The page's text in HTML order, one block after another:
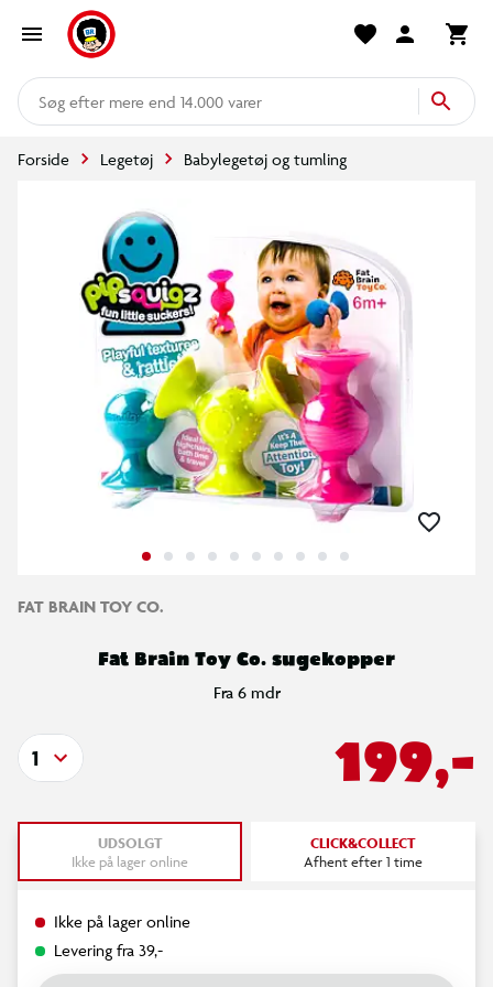
mere end 14.000 varer
Forside Legetøj Babylegetøj og tumling
FAT BRAIN TOY CO.
Fat Brain Toy Co. sugekopper
Fra 6 mdr
199,-
1
UDSOLGT
Ikke på lager online
CLICK&COLLECT
Afhent efter 1 time
Ikke på lager online
Levering fra 39,-